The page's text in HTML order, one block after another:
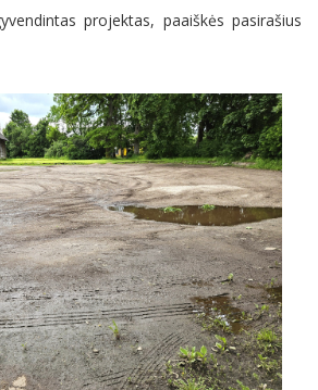
projektas, paaiškės pasirašius